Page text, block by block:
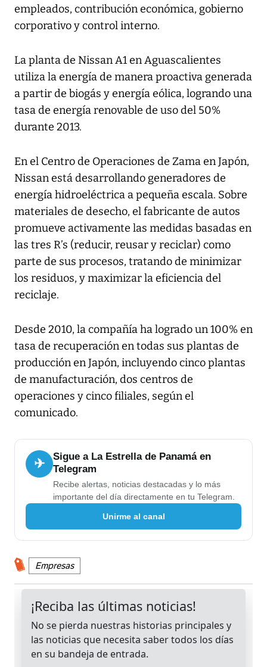
empleados, contribución económica, gobierno
corporativo y control interno.
La planta de Nissan A1 en Aguascalientes
utiliza la energía de manera proactiva generada
a partir de biogás y energía eólica, logrando una
tasa de energía renovable de uso del 50%
durante 2013.
En el Centro de Operaciones de Zama en Japón,
Nissan está desarrollando generadores de
energía hidroeléctrica a pequeña escala. Sobre
materiales de desecho, el fabricante de autos
promueve activamente las medidas basadas en
las tres R’s (reducir, reusar y reciclar) como
parte de sus procesos, tratando de minimizar
los residuos, y maximizar la eficiencia del
reciclaje.
Desde 2010, la compañía ha logrado un 100% en
tasa de recuperación en todas sus plantas de
producción en Japón, incluyendo cinco plantas
de manufacturación, dos centros de
operaciones y cinco filiales, según el
comunicado.
✈
Sigue a La Estrella de Panamá en
Telegram
Recibe alertas, noticias destacadas y lo más
importante del día directamente en tu Telegram.
Unirme al canal
Empresas